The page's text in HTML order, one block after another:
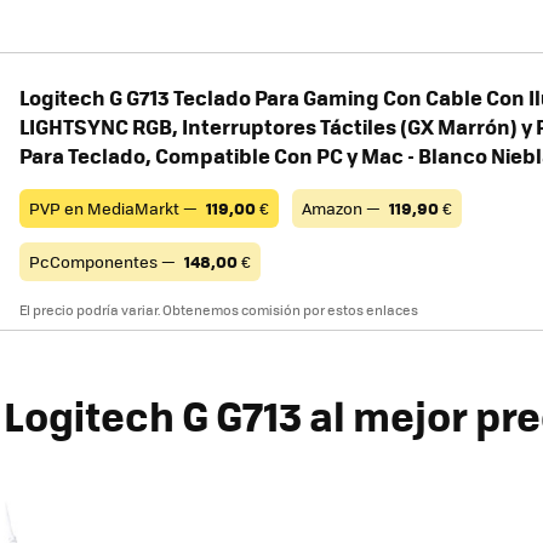
Logitech G G713 Teclado Para Gaming Con Cable Con
LIGHTSYNC RGB, Interruptores Táctiles (GX Marrón)
Para Teclado, Compatible Con PC y Mac - Blanco
PVP en MediaMarkt — 119,00€ Amazon — 119,90€
PcComponentes — 148,00€
El precio podría variar. Obtenemos comisión por estos enlaces
G G713 al mejor